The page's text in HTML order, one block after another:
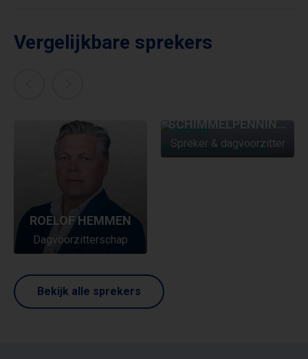
Vergelijkbare sprekers
ROELOF HEMMEN
Dagvoorzitterschap
SCHIMMELPENNINCK
Spreker & dagvoorzitter
Bekijk alle sprekers